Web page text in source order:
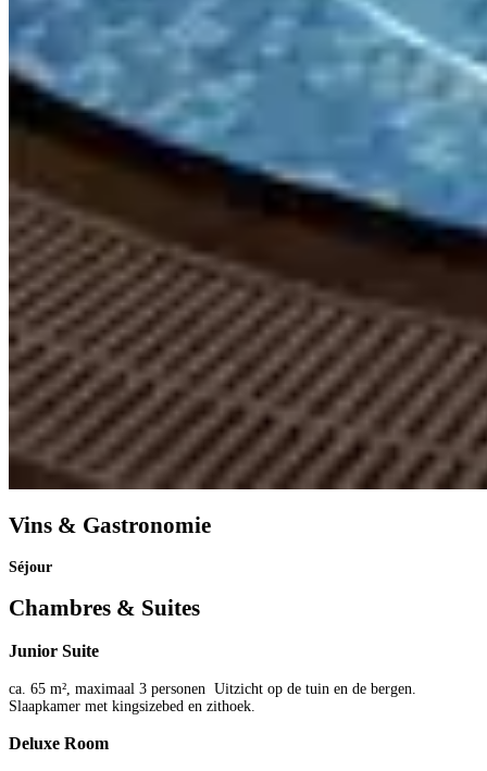
Vins & Gastronomie
Séjour
Chambres & Suites
Junior Suite
ca. 65 m², maximaal 3 personen Uitzicht op de tuin en de bergen.
Slaapkamer met kingsizebed en zithoek.
Deluxe Room